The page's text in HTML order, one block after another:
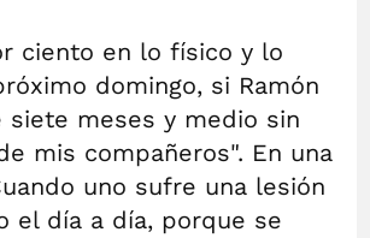
ciento en lo físico y lo
domingo, si Ramón
siete meses y medio sin
mis compañeros". En una
uno sufre una lesión
el día a día, porque se